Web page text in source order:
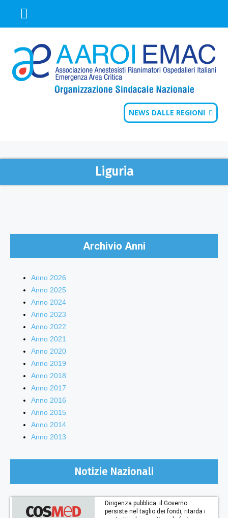
NEWS DALLE REGIONI
Liguria
Archivio Anni
Anno 2026
Anno 2025
Anno 2024
Anno 2023
Anno 2022
Anno 2021
Anno 2020
Anno 2019
Anno 2018
Anno 2017
Anno 2016
Anno 2015
Anno 2014
Anno 2013
Notizie Nazionali
Dirigenza pubblica: il Governo
persiste nel taglio dei fondi, ritarda i